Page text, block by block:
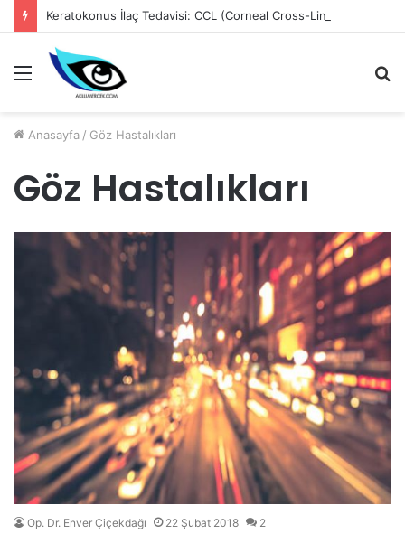
Keratokonus İlaç Tedavisi: CCL (Corneal Cross-Linking)
Menü
Anasayfa / Göz Hastalıkları
Göz Hastalıkları
Op. Dr. Enver Çiçekdağı 22 Şubat 2018 2